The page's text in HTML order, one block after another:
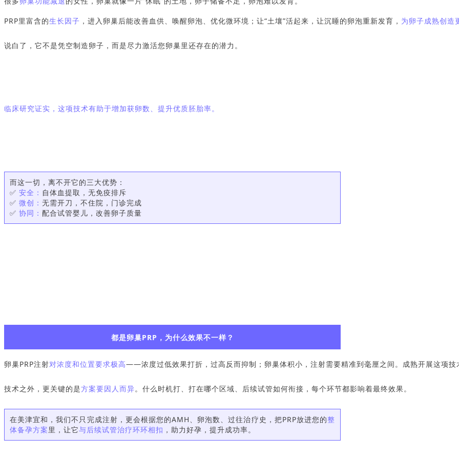
PRP里富含的生长因子 ，进入卵巢后能改善血供、唤醒卵泡、优化微环境；让“土壤”活起来，让沉睡的卵泡重新发育， 为卵子成熟创造
说白了，它不是凭空制造卵子，而是尽力激活您卵巢里还存在的潜力。
临床研究证实，这项技术有助于增加获卵数、提升优质胚胎率。
而这一切，离不开它的三大优势：
✅ 安全： 自体血提取，无免疫排斥
✅ 微创： 无需开刀，不住院，门诊完成
✅ 协同： 配合试管婴儿，改善卵子质量
都是卵巢PRP，为什么效果不一样？
卵巢PRP注射对浓度和位置要求极高——浓度过低效果打折，过高反而抑制；卵巢体积小，注射需要精准到毫厘之间。成熟开展这项技
技术之外，更关键的是方案要因人而异。什么时机打、打在哪个区域、后续试管如何衔接，每个环节都影响着最终效果。
在美津宜和，我们不只完成注射，更会根据您的AMH、卵泡数、过往治疗史，把PRP放进您的整
体备孕方案里，让它与后续试管治疗环环相扣 ，助力好孕，提升成功率。